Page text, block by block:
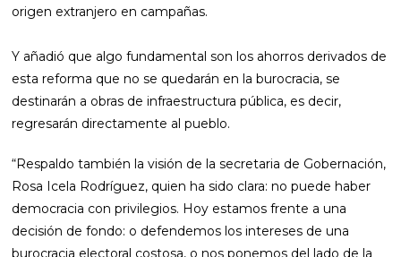
origen extranjero en campañas.
Y añadió que algo fundamental son los ahorros derivados de
esta reforma que no se quedarán en la burocracia, se
destinarán a obras de infraestructura pública, es decir,
regresarán directamente al pueblo.
“Respaldo también la visión de la secretaria de Gobernación,
Rosa Icela Rodríguez, quien ha sido clara: no puede haber
democracia con privilegios. Hoy estamos frente a una
decisión de fondo: o defendemos los intereses de una
burocracia electoral costosa, o nos ponemos del lado de la